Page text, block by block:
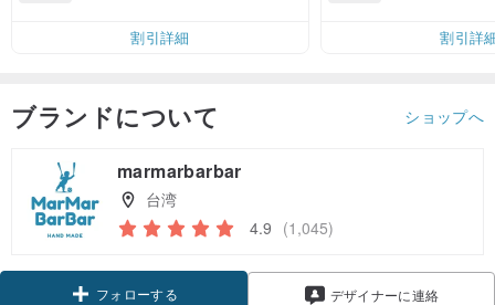
割引詳細
割引詳
ブランドについて ショップへ
marmarbarbar
台湾
4.9 (1,045)
フォローする デザイナーに連絡